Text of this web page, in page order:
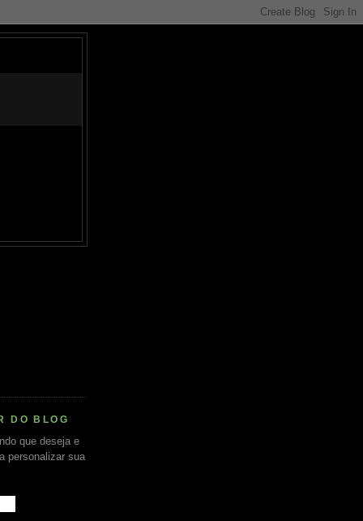
DO BLOG
que deseja e
personalizar sua